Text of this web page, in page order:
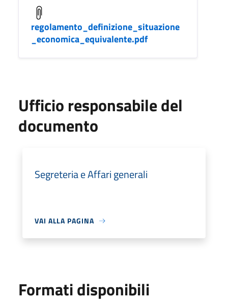
regolamento_definizione_situazione
_economica_equivalente.pdf
Ufficio responsabile del
documento
Segreteria e Affari generali
VAI ALLA PAGINA
Formati disponibili